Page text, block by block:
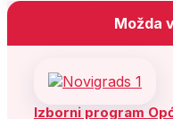
Možda
Izborni program